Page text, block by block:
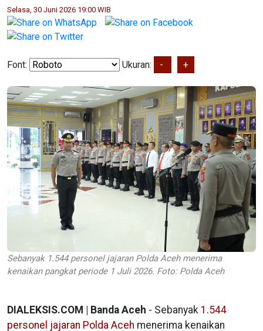
Selasa, 30 Juni 2026 19:00 WIB
Font: Ukuran: - +
Sebanyak 1.544 personel jajaran Polda Aceh menerima
kenaikan pangkat periode 1 Juli 2026. Foto: Polda Aceh
DIALEKSIS.COM | Banda Aceh - Sebanyak 1.544
personel jajaran Polda Aceh menerima kenaikan